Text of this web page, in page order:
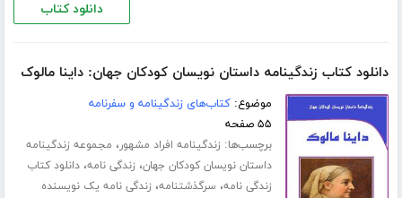
دانلود کتاب
دانلود کتاب زندگینامه داستان نویسان کودکان جهان: داینا مالوک
موضوع:کتاب‌های زندگینامه و سفرنامه
۵۵ صفحه
برچسب‌ها: زندگینامه افراد مشهور، مجموعه زندگینامه
داستان نویسان کودکان جهان، زندگی نامه،دانلود کتاب
زندگی نامه، سرگذشتنامه، زندگی نامه یک نویسنده